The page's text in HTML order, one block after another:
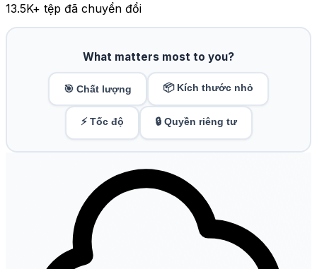
13.5K+ tệp đã chuyển đổi
What matters most to you?
🎯 Chất lượng 📦 Kích thước nhỏ
⚡ Tốc độ 🔒 Quyền riêng tư